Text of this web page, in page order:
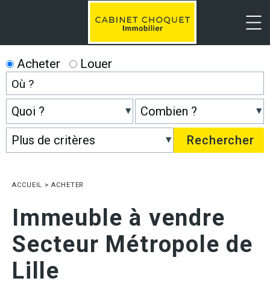
Acheter Louer
ACCUEIL >ACHETER
Immeuble à vendre
Secteur Métropole de
Lille